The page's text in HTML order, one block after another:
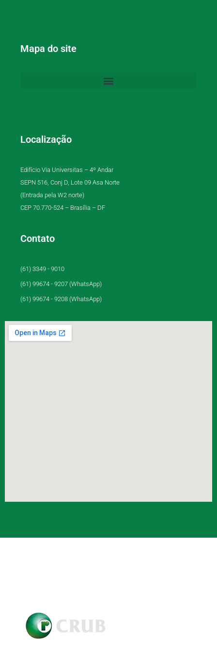
Mapa do site
Localização
Edifício Via Universitas – 4º Andar
SEPN 516, Conj D, Lote 09 Asa Norte
(Entrada pela W2 norte)
CEP 70.770-524 – Brasília – DF
Contato
(61) 3349 - 9010
(61) 99674 - 9207 (WhatsApp)
(61) 99674 - 9208 (WhatsApp)